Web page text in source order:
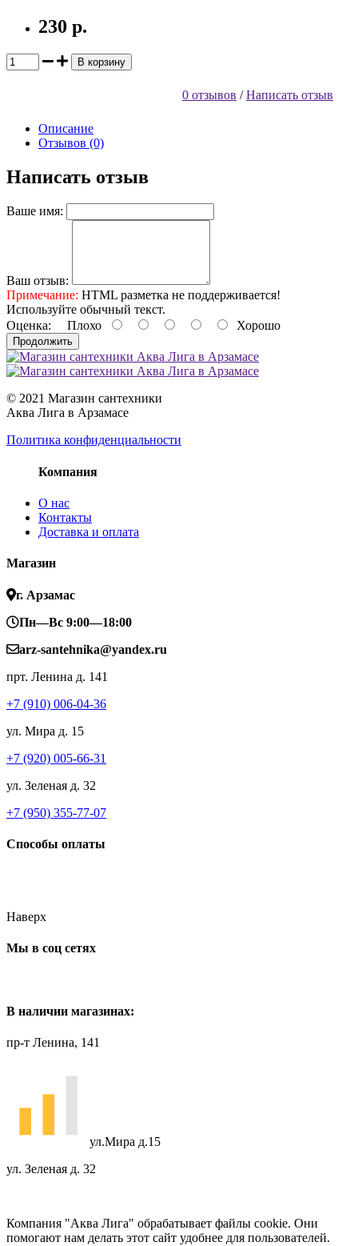
230 р.
В корзину
0 отзывов /Написать отзыв
Описание
Отзывов (0)
Написать отзыв
Ваше имя:
Ваш отзыв:
Примечание: HTML разметка не поддерживается!
Используйте обычный текст.
Оценка: Плохо Хорошо
Продолжить
© 2021 Магазин сантехники
Аква Лига в Арзамасе
Политика конфиденциальности
Компания
О нас
Контакты
Доставка и оплата
Магазин
г. Арзамас
Пн—Вс 9:00—18:00
arz-santehnika@yandex.ru
прт. Ленина д. 141
+7 (910) 006-04-36
ул. Мира д. 15
+7 (920) 005-66-31
ул. Зеленая д. 32
+7 (950) 355-77-07
Способы оплаты
Наверх
Мы в соц сетях
В наличии магазинах:
пр-т Ленина, 141
ул.Мира д.15
ул. Зеленая д. 32
Компания "Аква Лига" обрабатывает файлы cookie. Они
помогают нам делать этот сайт удобнее для пользователей.